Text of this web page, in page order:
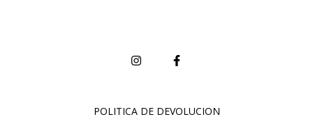
POLITICA DE DEVOLUCION